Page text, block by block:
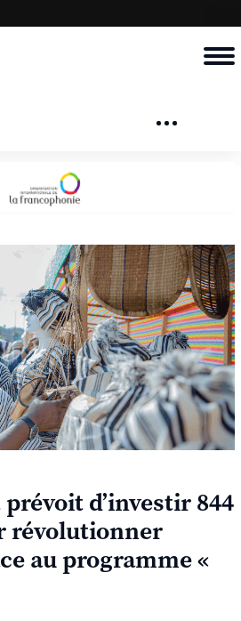
prévoit d’investir 844
révolutionner
au programme «